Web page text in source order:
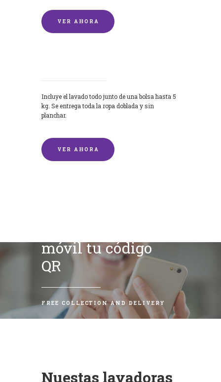
VER AHORA
Incluye el lavado todo junto de una bolsa hasta 5
kg. Se entrega toda la ropa doblada y sin
planchar.
VER AHORA
móvil tu código
QR
FREE COLLECTION AND DELIVERY
Nuestas lavadoras